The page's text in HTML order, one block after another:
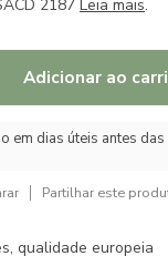
2187 Leia mais.
Adicionar ao
em dias úteis antes
Partilhar este
qualidade europeia